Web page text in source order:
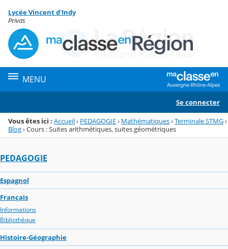
Menu de la rubrique
Contenu
Lycée Vincent d'Indy
Privas
MENU
Se connecter
Vous êtes ici : Accueil› PEDAGOGIE› Mathématiques›Terminale STMG›
Blog›Cours : Suites arithmétiques, suites géométriques
PEDAGOGIE
Espagnol
Français
Informations
Bibliothèque
Histoire-Géographie